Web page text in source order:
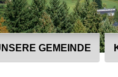
GEMEINDE